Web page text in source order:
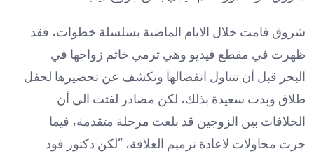
شروق قامت خلال الايام الماضية بسلسلة خطوات، فقد
ظهرت في مقطع فيديو وهي ترمي خاتم زواجها في
البحر قبل أن تتناول انفصالها وتكشف عن تحضيرها لحفل
طلاق وبدت سعيدة بذلك، لكن مصادر لفتت الى أن
الخلافات بين الزوجين قد بلغت مرحلة متقدمة، فيما
جرت محاولات لاعادة ترميم العلاقة، “لكن دكتور فود